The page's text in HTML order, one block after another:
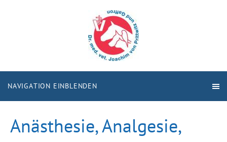
NAVIGATION EINBLENDEN
Anästhesie, Analgesie,